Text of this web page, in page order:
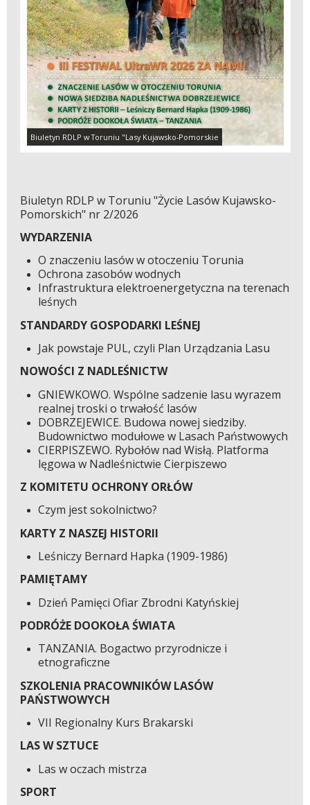
Biuletyn RDLP w Toruniu "Lasy Kujawsko-Pomorskie
Biuletyn RDLP w Toruniu "Życie Lasów Kujawsko-
Pomorskich" nr 2/2026
WYDARZENIA
O znaczeniu lasów w otoczeniu Torunia
Ochrona zasobów wodnych
Infrastruktura elektroenergetyczna na terenach
leśnych
STANDARDY GOSPODARKI LEŚNEJ
Jak powstaje PUL, czyli Plan Urządzania Lasu
NOWOŚCI Z NADLEŚNICTW
GNIEWKOWO. Wspólne sadzenie lasu wyrazem
realnej troski o trwałość lasów
DOBRZEJEWICE. Budowa nowej siedziby.
Budownictwo modułowe w Lasach Państwowych
CIERPISZEWO. Rybołów nad Wisłą. Platforma
lęgowa w Nadleśnictwie Cierpiszewo
Z KOMITETU OCHRONY ORŁÓW
Czym jest sokolnictwo?
KARTY Z NASZEJ HISTORII
Leśniczy Bernard Hapka (1909-1986)
PAMIĘTAMY
Dzień Pamięci Ofiar Zbrodni Katyńskiej
PODRÓŻE DOOKOŁA ŚWIATA
TANZANIA. Bogactwo przyrodnicze i
etnograficzne
SZKOLENIA PRACOWNIKÓW LASÓW
PAŃSTWOWYCH
VII Regionalny Kurs Brakarski
LAS W SZTUCE
Las w oczach mistrza
SPORT